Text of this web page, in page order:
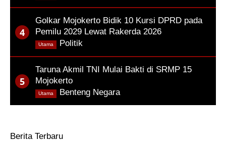
Golkar Mojokerto Bidik 10 Kursi DPRD pada
Pemilu 2029 Lewat Rakerda 2026
Politik
Utama
Taruna Akmil TNI Mulai Bakti di SRMP 15
Mojokerto
Benteng Negara,
Utama
Berita Terbaru